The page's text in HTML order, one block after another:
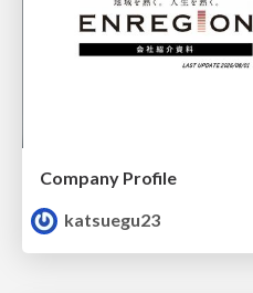
Company Profile
katsuegu23